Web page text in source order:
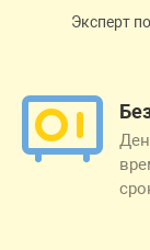
Эксперт